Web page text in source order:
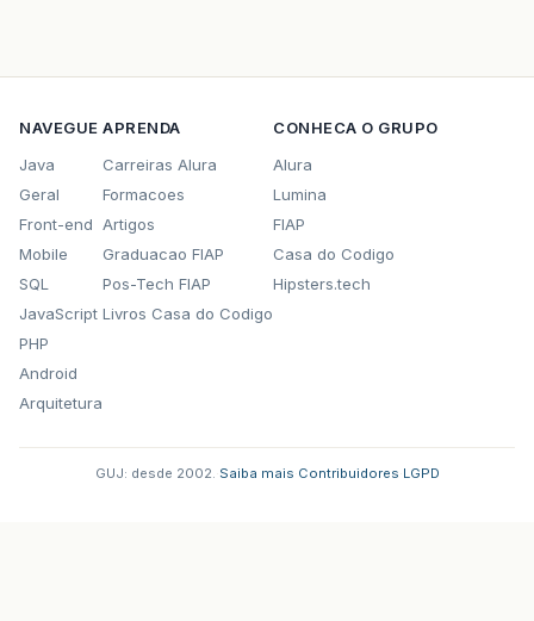
NAVEGUE
Java
Geral
Front-end
Mobile
SQL
JavaScript
PHP
Android
Arquitetura
APRENDA
Carreiras Alura
Formacoes
Artigos
Graduacao FIAP
Pos-Tech FIAP
Livros Casa do Codigo
CONHECA O GRUPO
Alura
Lumina
FIAP
Casa do Codigo
Hipsters.tech
GUJ: desde 2002. Saiba mais Contribuidores LGPD